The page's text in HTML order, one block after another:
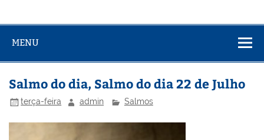
MENU
Salmo do dia, Salmo do dia 22 de Julho
terça-feira admin Salmos